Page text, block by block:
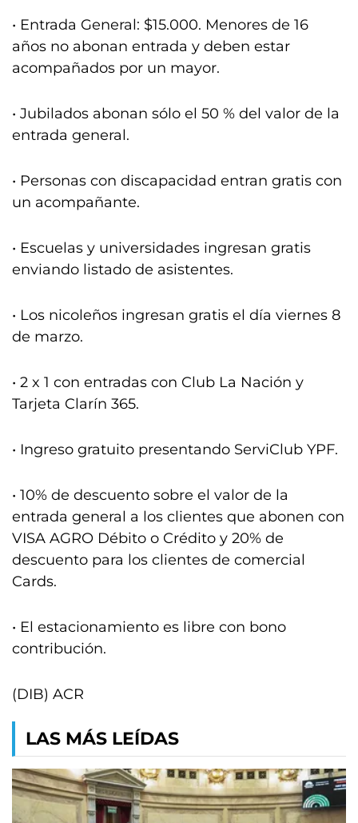
• Entrada General: $15.000. Menores de 16
años no abonan entrada y deben estar
acompañados por un mayor.
• Jubilados abonan sólo el 50 % del valor de la
entrada general.
• Personas con discapacidad entran gratis con
un acompañante.
• Escuelas y universidades ingresan gratis
enviando listado de asistentes.
• Los nicoleños ingresan gratis el día viernes 8
de marzo.
• 2 x 1 con entradas con Club La Nación y
Tarjeta Clarín 365.
• Ingreso gratuito presentando ServiClub YPF.
• 10% de descuento sobre el valor de la
entrada general a los clientes que abonen con
VISA AGRO Débito o Crédito y 20% de
descuento para los clientes de comercial
Cards.
• El estacionamiento es libre con bono
contribución.
(DIB) ACR
LAS MÁS LEÍDAS